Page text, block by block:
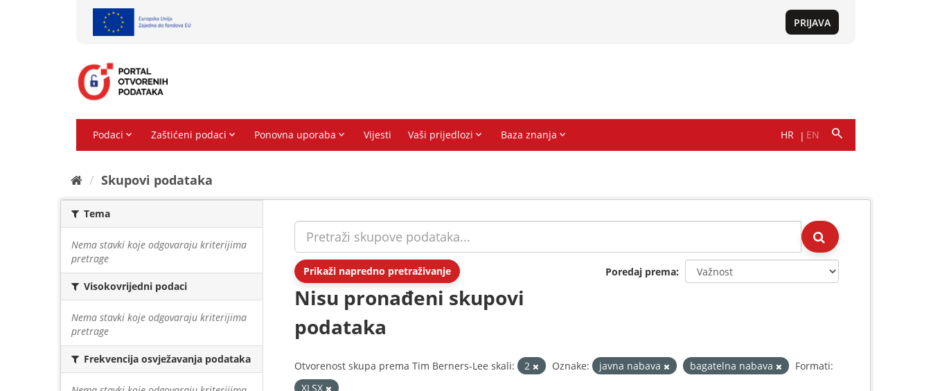
Skupovi podаtаkа
Tema
Nema stavki koje odgovaraju kriterijima
pretrage
Visokovrijedni podaci
Nema stavki koje odgovaraju kriterijima
pretrage
Frekvencija osvježavanja podataka
Prikaži napredno pretraživanje Poredaj prema
Nisu pronađeni skupovi
podataka
Otvorenost skupa prema Tim Berners-Lee skali: 2 Oznake: javna nabava bagatelna nabava
Formati:
XLSX